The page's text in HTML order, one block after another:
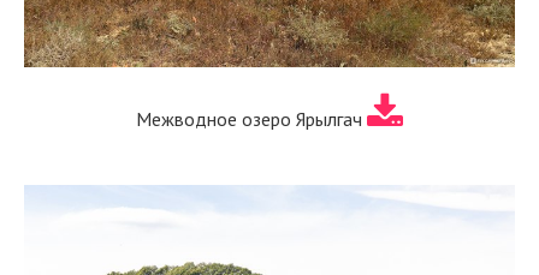
Межводное озеро Ярылгач